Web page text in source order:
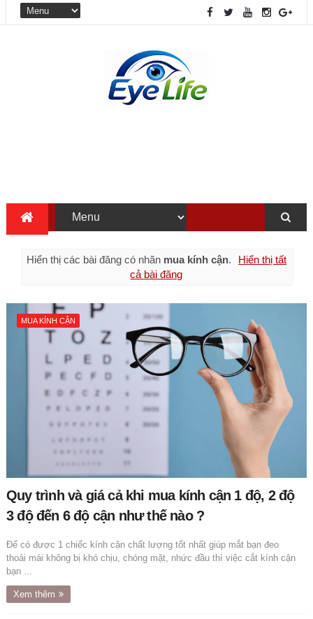
Hiển thị các bài đăng có nhãn mua kính cận.
Hiển thị tất
cả bài đăng
MUA KÍNH CẬN
Quy trình và giá cả khi mua kính cận 1 độ, 2 độ
3 độ đến 6 độ cận như thế nào ?
Để có được 1 chiếc kính cận chất lượng tốt nhất giúp mắt bạn đeo
thoải mái không bị khó chịu, chóng mặt, nhức đầu thì việc cắt kính cận
bạn ...
Xem thêm